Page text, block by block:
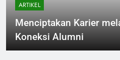
ARTIKEL
Menciptakan Karier
Koneksi Alumni